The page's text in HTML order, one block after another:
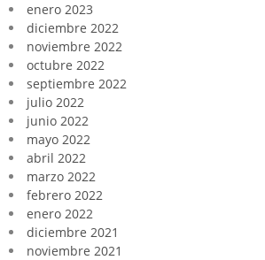
enero 2023
diciembre 2022
noviembre 2022
octubre 2022
septiembre 2022
julio 2022
junio 2022
mayo 2022
abril 2022
marzo 2022
febrero 2022
enero 2022
diciembre 2021
noviembre 2021